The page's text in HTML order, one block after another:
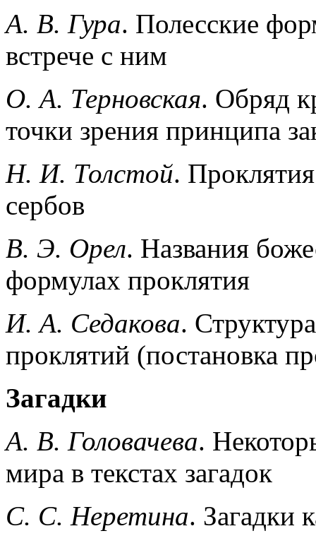
A. В. Гура. Полесские
встрече с ним
О. А. Терновская. Обряд
точки зрения принципа
Н. И. Толстой.
сербов
B. Э. Орел. Названия
формулах проклятия
И. А. Седакова.
проклятий (постановка
Загадки
А. В. Головачева.
мира в текстах загадок
C. С. Неретина. Загадки